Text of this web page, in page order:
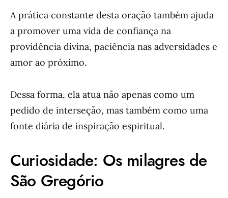
A prática constante desta oração também ajuda
a promover uma vida de confiança na
providência divina, paciência nas adversidades e
amor ao próximo.
Dessa forma, ela atua não apenas como um
pedido de interseção, mas também como uma
fonte diária de inspiração espiritual.
Curiosidade: Os milagres de
São Gregório